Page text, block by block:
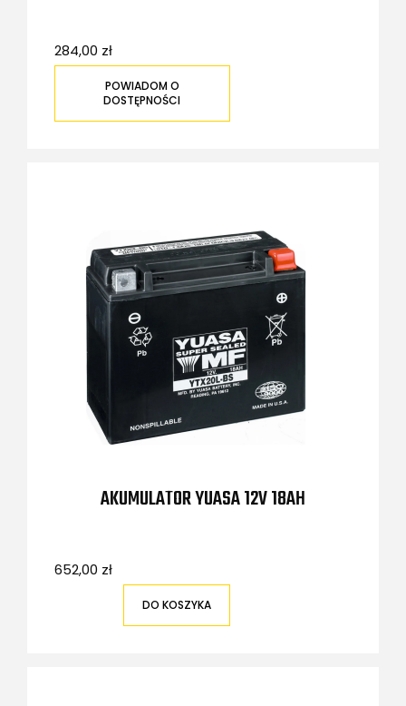
284,00 zł
POWIADOM O
DOSTĘPNOŚCI
AKUMULATOR YUASA 12V 18AH
652,00 zł
DO KOSZYKA